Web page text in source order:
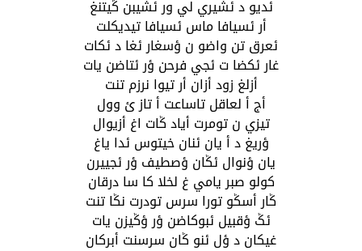
ئديو د ئشيري لي ور ئشيبن ݣيتنغ
أر ئسيافا ماس ئسيافا تيديكلت
ئعرق تن واضو ن ؤسغار ئغا د ئكات
غار ئكضا ت ئجي فرحن ؤر ئتاضن يات
أزلغ زود أزان أر تيوا نرزم تنت
أج أ لعاقل تاساعت أ تاز ئ وول
تيزي ن تومرت أياد ݣات اغ أزيوال
ؤريغ د أ يان ئنان خيتوس ئدا ياغ
يان ؤنوال ئݣان ؤصطيف ؤر ئجييرن
كولو صبر يامي غ لخلا كا سا درقان
ݣار أسݣو تورا سرس تودرت نݣا تنت
ئݣ ؤقبيل ئبوكاضن ؤر ؤݣيزن يات
غيكان د ؤل ئنو ݣان سرسنت أبركان